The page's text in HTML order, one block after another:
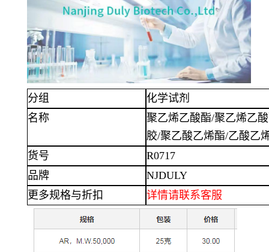
分组
化学试剂
名称
聚乙烯乙酸酯/聚乙烯乙
胶/聚乙酸乙烯酯/乙酸乙
货号
R0717
品牌
NJDULY
更多规格与折扣
详情请联系客服